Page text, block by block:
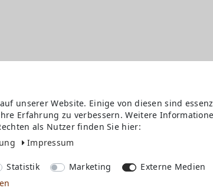
Versandkosten
Bezahlen
Widerrufs­recht
Store
FAQ
unserer Website. Einige von diesen sind
Erfahrung zu verbessern. Weitere
als Nutzer finden Sie hier:
Impressum
Statistik Marketing Externe Medien